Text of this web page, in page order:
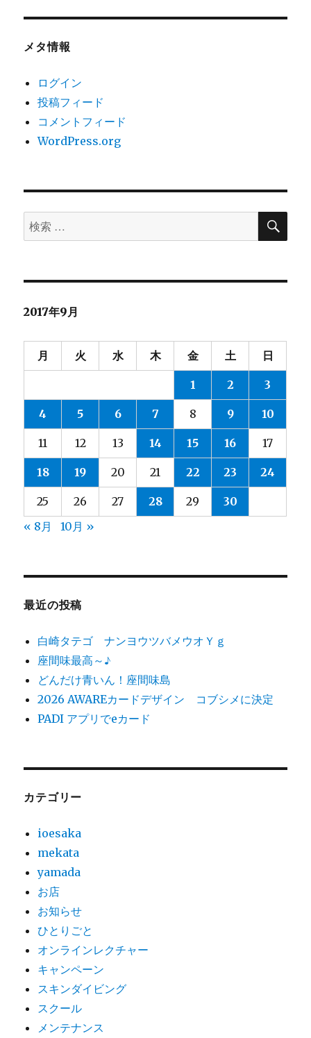
メタ情報
ログイン
投稿フィード
コメントフィード
WordPress.org
検
索
象:
検
2017年9月
月 火 水 木 金 土 日
1 2 3
4 5 6 7 8 9 10
11 12 13 14 15 16 17
18 19 20 21 22 23 24
25 26 27 28 29
30
« 8月
10月 »
最近の投稿
白崎タテゴ ナンヨウツバメウオＹｇ
座間味最高～♪
どんだけ青いん！座間味島
2026 AWAREカードデザイン コブシメに決定
PADI アプリでeカード
カテゴリー
ioesaka
mekata
yamada
お店
お知らせ
ひとりごと
オンラインレクチャー
キャンペーン
スキンダイビング
スクール
メンテナンス